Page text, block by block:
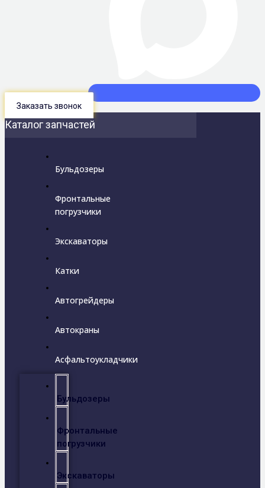
Заказать звонок
Каталог запчастей
Бульдозеры
Фронтальные
погрузчики
Экскаваторы
Катки
Автогрейдеры
Автокраны
Асфальтоукладчики
Бульдозеры
Фронтальные
погрузчики
Экскаваторы